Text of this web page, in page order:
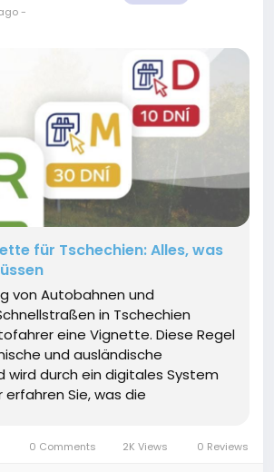
-
für Tschechien: Alles, was
von Autobahnen und
in Tschechien
eine Vignette. Diese Regel
und ausländische
wird durch ein digitales System
Sie, was die
ist die...
0 Comments 2K Views 0 Reviews